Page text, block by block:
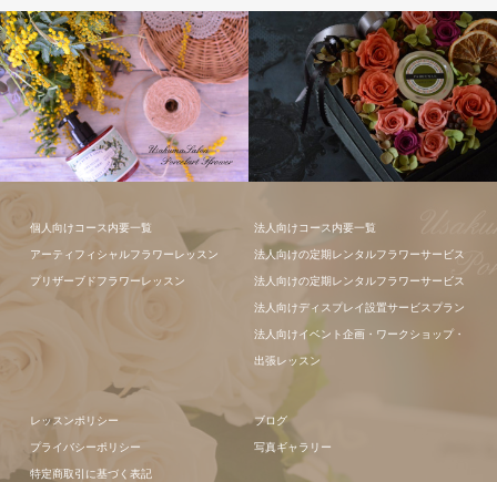
ンジメント
個人向けコース内要一覧
アーティフィシャルフラワーレッスン
プリザーブドフラワーレッスン
法人向けコース内要一覧
法人向けの定期レンタルフラワーサービス
法人向けの定期レンタルフラワーサービス
法人向けディスプレイ設置サービスプラン
法人向けイベント企画・ワークショップ・
出張レッスン
レッスンポリシー
プライバシーポリシー
特定商取引に基づく表記
ブログ
写真ギャラリー